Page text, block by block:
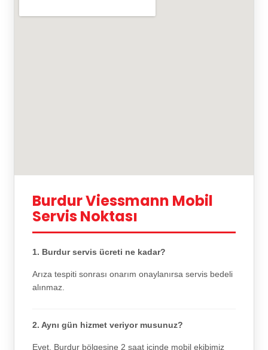
Burdur Viessmann Mobil
Servis Noktası
1. Burdur servis ücreti ne kadar?
Arıza tespiti sonrası onarım onaylanırsa servis bedeli
alınmaz.
2. Aynı gün hizmet veriyor musunuz?
Evet, Burdur bölgesine 2 saat içinde mobil ekibimiz